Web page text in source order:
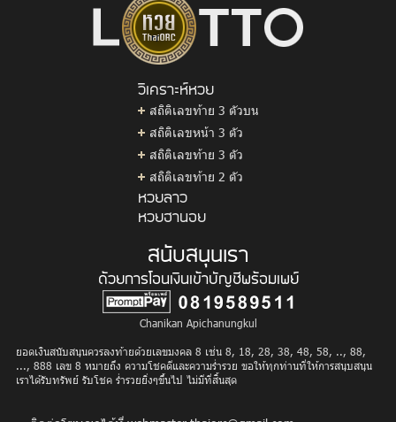
วิเคราะห์หวย
สถิติเลขท้าย 3 ตัวบน
สถิติเลขหน้า 3 ตัว
สถิติเลขท้าย 3 ตัว
สถิติเลขท้าย 2 ตัว
หวยลาว
หวยฮานอย
สนับสนุนเรา
ด้วยการโอนเงินเข้าบัญชีพร้อมเพย์
Chanikan Apichanungkul
ยอดเงินสนับสนุนควรลงท้ายด้วยเลขมงคล 8 เช่น 8, 18, 28, 38, 48, 58, .., 88,
..., 888 เลข 8 หมายถึง ความโชคดีและความร่ำรวย ขอให้ทุกท่านที่ให้การสนุบสนุน
เราได้รับทรัพย์ รับโชค ร่ำรวยยิ่งๆขึ้นไป ไม่มีที่สิ้นสุด